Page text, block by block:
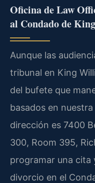
Oficina de Law
al Condado de
Aunque las
tribunal en King
del bufete que
basados en
dirección es 7400
300, Room 395,
programar una cita
divorcio en el